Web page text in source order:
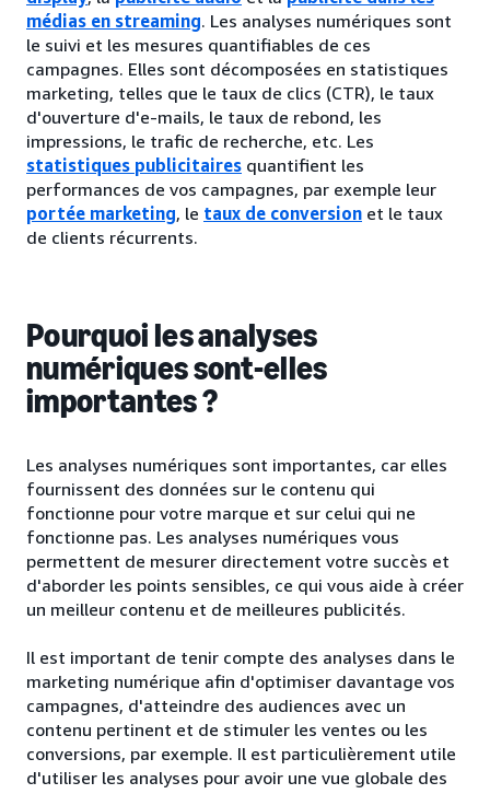
médias en streaming. Les analyses numériques sont
le suivi et les mesures quantifiables de ces
campagnes. Elles sont décomposées en statistiques
marketing, telles que le taux de clics (CTR), le taux
d'ouverture d'e-mails, le taux de rebond, les
impressions, le trafic de recherche, etc. Les
statistiques publicitaires quantifient les
performances de vos campagnes, par exemple leur
portée marketing, le taux de conversion et le taux
de clients récurrents.
Pourquoi les analyses
numériques sont-elles
importantes ?
Les analyses numériques sont importantes, car elles
fournissent des données sur le contenu qui
fonctionne pour votre marque et sur celui qui ne
fonctionne pas. Les analyses numériques vous
permettent de mesurer directement votre succès et
d'aborder les points sensibles, ce qui vous aide à créer
un meilleur contenu et de meilleures publicités.
Il est important de tenir compte des analyses dans le
marketing numérique afin d'optimiser davantage vos
campagnes, d'atteindre des audiences avec un
contenu pertinent et de stimuler les ventes ou les
conversions, par exemple. Il est particulièrement utile
d'utiliser les analyses pour avoir une vue globale des